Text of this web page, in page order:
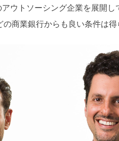
ウトソーシング企業を展開し
商業銀行からも良い条件は得